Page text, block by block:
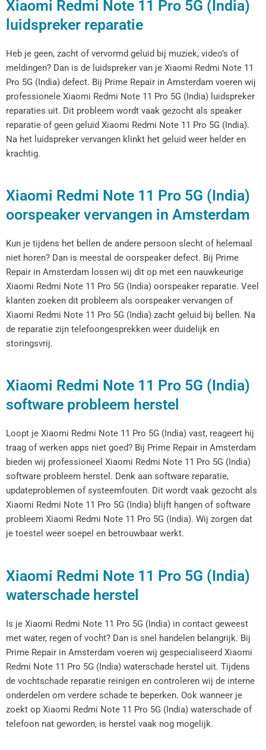
Xiaomi Redmi Note 11 Pro 5G (India)
luidspreker reparatie
Heb je geen, zacht of vervormd geluid bij muziek, video’s of
meldingen? Dan is de luidspreker van je Xiaomi Redmi Note 11
Pro 5G (India) defect. Bij Prime Repair in Amsterdam voeren wij
professionele Xiaomi Redmi Note 11 Pro 5G (India) luidspreker
reparaties uit. Dit probleem wordt vaak gezocht als speaker
reparatie of geen geluid Xiaomi Redmi Note 11 Pro 5G (India).
Na het luidspreker vervangen klinkt het geluid weer helder en
krachtig.
Xiaomi Redmi Note 11 Pro 5G (India)
oorspeaker vervangen in Amsterdam
Kun je tijdens het bellen de andere persoon slecht of helemaal
niet horen? Dan is meestal de oorspeaker defect. Bij Prime
Repair in Amsterdam lossen wij dit op met een nauwkeurige
Xiaomi Redmi Note 11 Pro 5G (India) oorspeaker reparatie. Veel
klanten zoeken dit probleem als oorspeaker vervangen of
Xiaomi Redmi Note 11 Pro 5G (India) zacht geluid bij bellen. Na
de reparatie zijn telefoongesprekken weer duidelijk en
storingsvrij.
Xiaomi Redmi Note 11 Pro 5G (India)
software probleem herstel
Loopt je Xiaomi Redmi Note 11 Pro 5G (India) vast, reageert hij
traag of werken apps niet goed? Bij Prime Repair in Amsterdam
bieden wij professioneel Xiaomi Redmi Note 11 Pro 5G (India)
software probleem herstel. Denk aan software reparatie,
updateproblemen of systeemfouten. Dit wordt vaak gezocht als
Xiaomi Redmi Note 11 Pro 5G (India) blijft hangen of software
probleem Xiaomi Redmi Note 11 Pro 5G (India). Wij zorgen dat
je toestel weer soepel en betrouwbaar werkt.
Xiaomi Redmi Note 11 Pro 5G (India)
waterschade herstel
Is je Xiaomi Redmi Note 11 Pro 5G (India) in contact geweest
met water, regen of vocht? Dan is snel handelen belangrijk. Bij
Prime Repair in Amsterdam voeren wij gespecialiseerd Xiaomi
Redmi Note 11 Pro 5G (India) waterschade herstel uit. Tijdens
de vochtschade reparatie reinigen en controleren wij de interne
onderdelen om verdere schade te beperken. Ook wanneer je
zoekt op Xiaomi Redmi Note 11 Pro 5G (India) waterschade of
telefoon nat geworden, is herstel vaak nog mogelijk.